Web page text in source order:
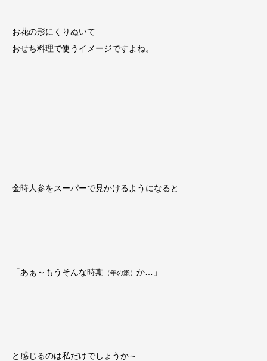
お花の形にくりぬいて
おせち料理で使うイメージですよね。
金時人参をスーパーで見かけるようになると
「あぁ～もうそんな時期 （年の瀬） か…」
と感じるのは私だけでしょうか～